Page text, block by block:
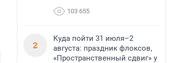
103 655
2
Куда пойти 31 июля–2
августа: праздник флоксов,
«Пространственный сдвиг» у